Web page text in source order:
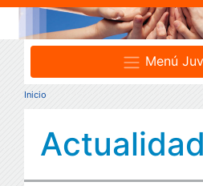
Menú
Inicio
Actualidad